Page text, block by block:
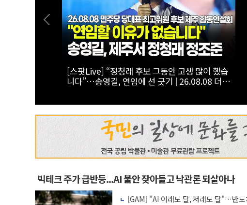
[폴리티션스토리] '도초도 소년에서 국회의원까
지'...김원이 의원의 단짠단짠 인생사 | 1부 ' 인
빅테크 주가 급반등...AI 불안 잦아들고 낙관론 되살아나
[GAM] "AI 이래도 탈, 저래도 탈"…반도